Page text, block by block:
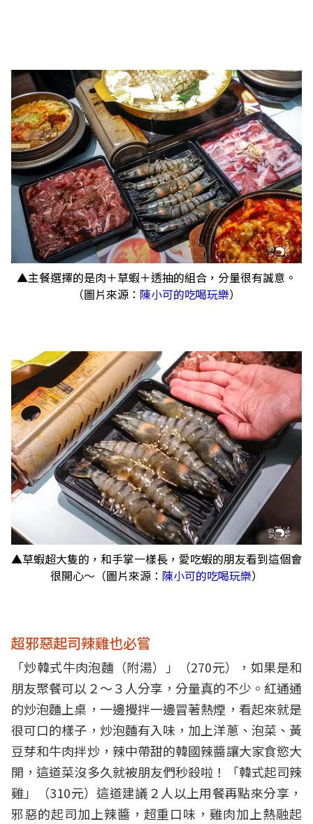
▲主餐選擇的是肉＋草蝦＋透抽的組合，分量很有誠意。
（圖片來源： 陳小可的吃喝玩樂）
▲草蝦超大隻的，和手掌一樣長，愛吃蝦的朋友看到這個會
很開心～（圖片來源： 陳小可的吃喝玩樂）
超邪惡起司辣雞也必嘗
「炒韓式牛肉泡麵（附湯）」（270元），如果是和
朋友聚餐可以２～３人分享，分量真的不少。紅通通
的炒泡麵上桌，一邊攪拌一邊冒著熱煙，看起來就是
很可口的樣子，炒泡麵有入味，加上洋蔥、泡菜、黃
豆芽和牛肉拌炒，辣中帶甜的韓國辣醬讓大家食慾大
開，這道菜沒多久就被朋友們秒殺啦！「韓式起司辣
雞」（310元）這道建議２人以上用餐再點來分享，
邪惡的起司加上辣醬，超重口味，雞肉加上熱融起